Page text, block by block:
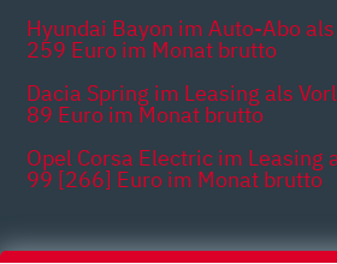
Hyundai Bayon im Auto-Abo
259 Euro im Monat brutto
Dacia Spring im Leasing als
89 Euro im Monat brutto
Opel Corsa Electric im Leasing
99 [266] Euro im Monat brutto